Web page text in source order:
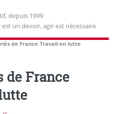
depuis 1999
un devoir, agir est nécessaire
de France Travail en lutte
de France